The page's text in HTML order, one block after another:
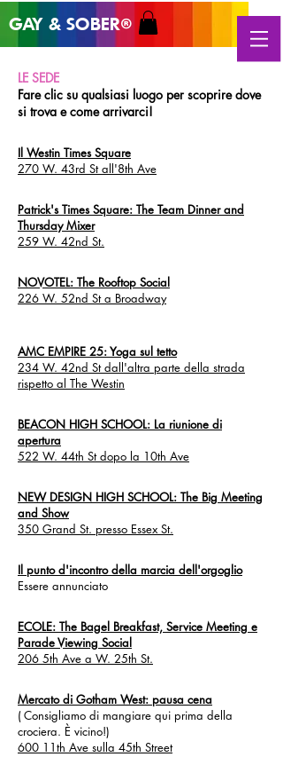
GAY & SOBER®
LE SEDE
Fare clic su qualsiasi luogo per scoprire dove
si trova e come arrivarci!
Il Westin Times Square
270 W. 43rd St all'8th Ave
Patrick's Times Square: The Team Dinner and
Thursday Mixer
259 W. 42nd St.
NOVOTEL: The Rooftop Social
226 W. 52nd St a Broadway
AMC EMPIRE 25: Yoga sul tetto
234 W. 42nd St dall'altra parte della strada
rispetto al The Westin
BEACON HIGH SCHOOL: La riunione di
apertura
522 W. 44th St dopo la 10th Ave
NEW DESIGN HIGH SCHOOL: The Big Meeting
and Show
350 Grand St. presso Essex St.
Il punto d'incontro della marcia dell'orgoglio
Essere annunciato
ECOLE: The Bagel Breakfast, Service Meeting e
Parade Viewing Social
206 5th Ave a W. 25th St.
Mercato di Gotham West: pausa cena
(Consigliamo di mangiare qui prima della
crociera. È vicino!)
600 11th Ave sulla 45th Street